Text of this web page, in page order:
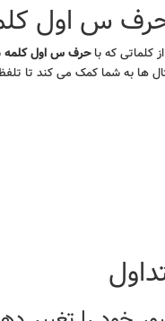
س اول
کلماتی که باحرف س اول کلمه
ها به شما کمک می کند تا